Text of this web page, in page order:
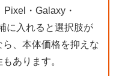
・Galaxy・
に入れると選択肢が
、本体価格を抑えな
あります。